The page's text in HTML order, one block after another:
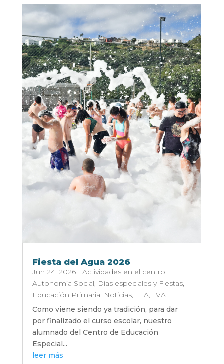
Fiesta del Agua 2026
Jun 24, 2026| Actividades en el centro,
Autonomía Social, Días especiales y Fiestas,
Educación Primaria, Noticias,TEA,TVA
Como viene siendo ya tradición, para dar
por finalizado el curso escolar, nuestro
alumnado del Centro de Educación
Especial...
leer más